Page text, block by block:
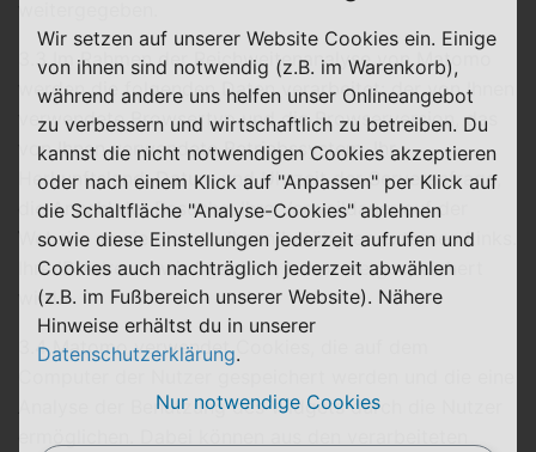
3.3 Im Rahmen der Reichweitenanalyse von Matomo
werden die folgenden Daten verarbeitet: der von Ihnen
verwendete Browsertyp und die Browserversion, das
von Ihnen verwendete Betriebssystem, Ihr
Herkunftsland, Datum und Uhrzeit der Serveranfrage,
die Anzahl der Besuche, Ihre Verweildauer auf der
Website sowie die von Ihnen betätigten externen Links.
Ihre IP-Adresse wird gekürzt, bevor sie gespeichert
wird.
3.4 Matomo verwendet Cookies, die auf dem
Analyse der Benutzung des Widgets durch die Nutzer
Wir setzen auf unserer Website Cookies ein. Einige
von ihnen sind notwendig (z.B. im Warenkorb),
während andere uns helfen unser Onlineangebot
zu verbessern und wirtschaftlich zu betreiben. Du
kannst die nicht notwendigen Cookies akzeptieren
oder nach einem Klick auf "Anpassen" per Klick auf
die Schaltfläche "Analyse-Cookies" ablehnen
sowie diese Einstellungen jederzeit aufrufen und
Cookies auch nachträglich jederzeit abwählen
(z.B. im Fußbereich unserer Website). Nähere
Hinweise erhältst du in unserer
Datenschutzerklärung.
Nur notwendige Cookies